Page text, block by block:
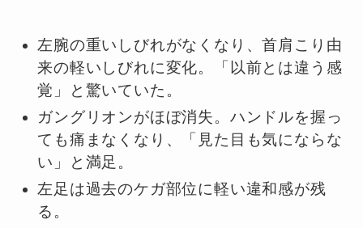
左腕の重いしびれがなくなり、首肩こり由
来の軽いしびれに変化。「以前とは違う感
覚」と驚いていた。
ガングリオンがほぼ消失。ハンドルを握っ
ても痛まなくなり、「見た目も気にならな
い」と満足。
左足は過去のケガ部位に軽い違和感が残
る。